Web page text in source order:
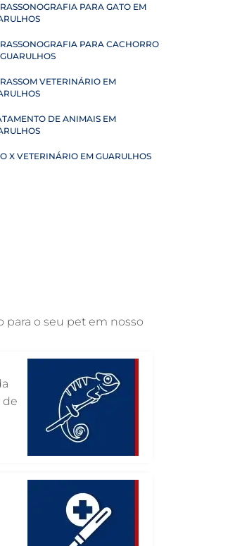
PARA GATO EM
PARA CACHORRO
VETERINÁRIO EM
DE ANIMAIS EM
X VETERINÁRIO EM GUARULHOS
ANIMAL EM GUARULHOS
VETERINÁRIA EM
VETERINÁRIA EM
ANIMAL EM GUARULHOS
ANIMAL EM GUARULHOS
VETERINÁRIA EM
PET EM GUARULHOS
para o seu pet em nosso
de